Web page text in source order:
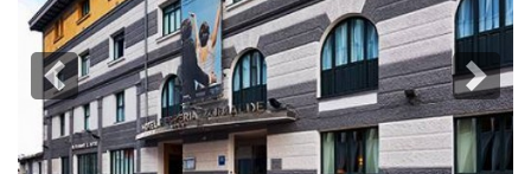
Previous Next